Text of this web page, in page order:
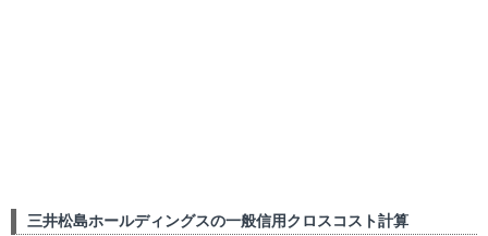
三井松島ホールディングスの一般信用クロスコスト計算